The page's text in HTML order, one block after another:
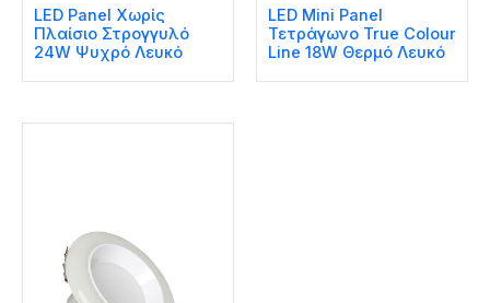
LED Panel Χωρίς
Πλαίσιο Στρογγυλό
24W Ψυχρό Λευκό
LED Mini Panel
Τετράγωνο True Colour
Line 18W Θερμό Λευκό